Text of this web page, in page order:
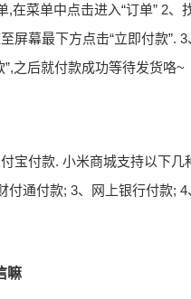
,在菜单中点击进入“订单” 2、
屏幕最下方点击“立即付款”.
”,之后就付款成功等待发货咯~
宝付款. 小米商城支持以下几
付通付款; 3、网上银行付款;
嘛